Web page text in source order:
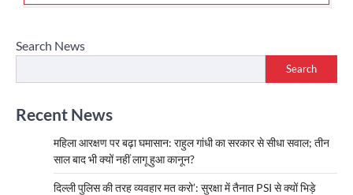
Search News
Search
Recent News
महिला आरक्षण पर बढ़ा घमासान: राहुल गांधी का सरकार से सीधा सवाल; तीन
साल बाद भी क्यों नहीं लागू हुआ कानून?
दिल्ली पुलिस की तरह व्यवहार मत करो’: सुरक्षा में तैनात PSI से क्यों भिड़े